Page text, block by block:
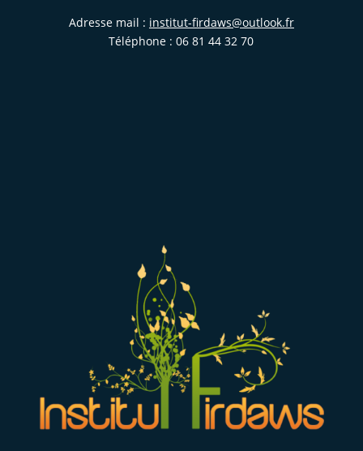
Adresse mail : institut-firdaws@outlook.fr
Téléphone : 06 81 44 32 70